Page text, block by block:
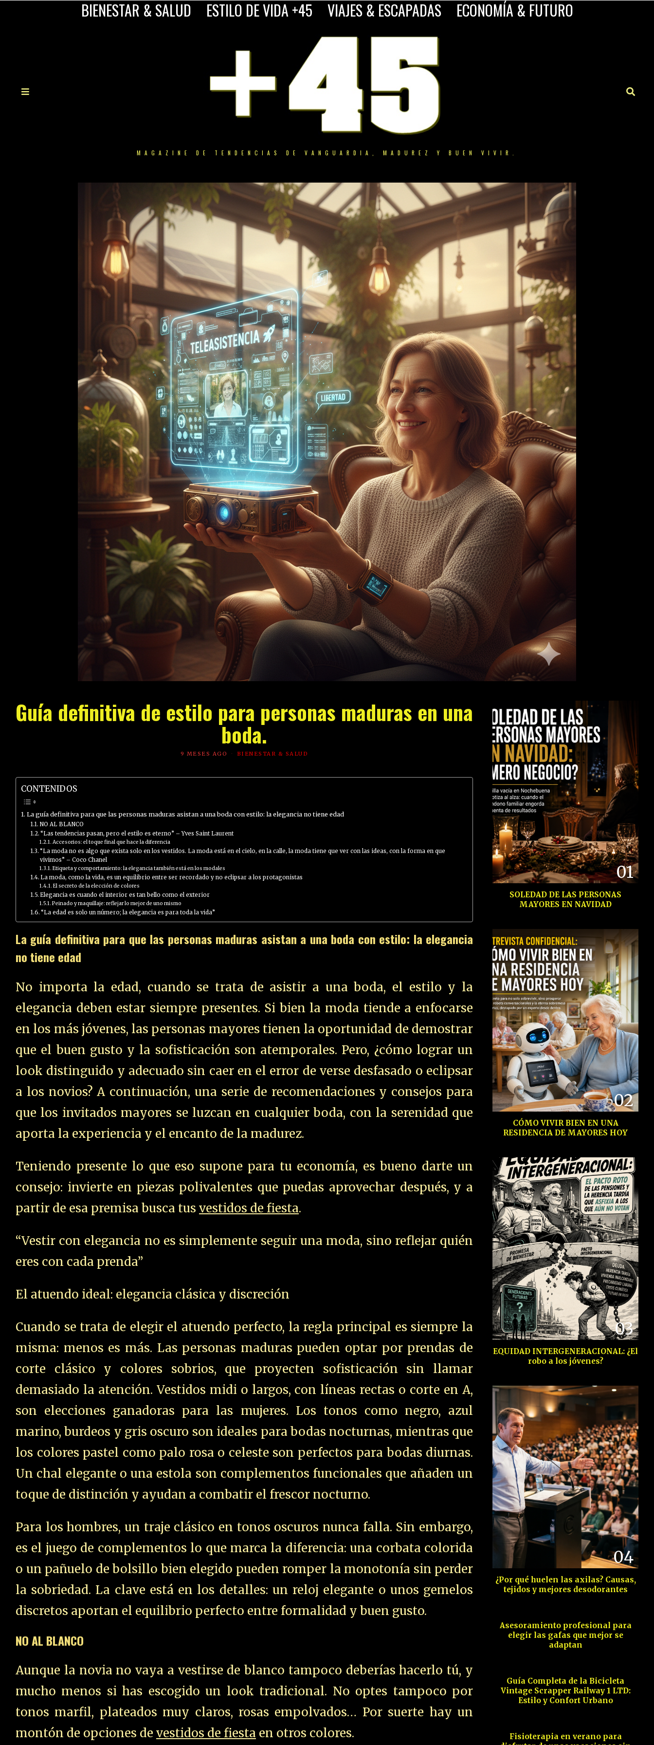
BIENESTAR & SALUD ESTILO DE VIDA +45 VIAJES & ESCAPADAS ECONOMÍA & FUTURO
MAGAZINE DE TENDENCIAS DE VANGUARDIA, MADUREZ Y BUEN VIVIR.
Guía definitiva de estilo para personas maduras en una
boda.
9 MESES AGO BIENESTAR & SALUD
CONTENIDOS
La guía definitiva para que las personas maduras asistan a una boda con estilo: la elegancia no tiene edad
NO AL BLANCO
“Las tendencias pasan, pero el estilo es eterno” – Yves Saint Laurent
Accesorios: el toque final que hace la diferencia
“La moda no es algo que exista solo en los vestidos. La moda está en el cielo, en la calle, la moda tiene que ver con las ideas, con la forma en que
vivimos” – Coco Chanel
Etiqueta y comportamiento: la elegancia también está en los modales
La moda, como la vida, es un equilibrio entre ser recordado y no eclipsar a los protagonistas
El secreto de la elección de colores
Elegancia es cuando el interior es tan bello como el exterior
Peinado y maquillaje: reflejar lo mejor de uno mismo
“La edad es solo un número; la elegancia es para toda la vida”
La guía definitiva para que las personas maduras asistan a una boda con estilo: la elegancia
no tiene edad
No importa la edad, cuando se trata de asistir a una boda, el estilo y la
elegancia deben estar siempre presentes. Si bien la moda tiende a enfocarse
en los más jóvenes, las personas mayores tienen la oportunidad de demostrar
que el buen gusto y la sofisticación son atemporales. Pero, ¿cómo lograr un
look distinguido y adecuado sin caer en el error de verse desfasado o eclipsar
a los novios? A continuación, una serie de recomendaciones y consejos para
que los invitados mayores se luzcan en cualquier boda, con la serenidad que
aporta la experiencia y el encanto de la madurez.
Teniendo presente lo que eso supone para tu economía, es bueno darte un
consejo: invierte en piezas polivalentes que puedas aprovechar después, y a
partir de esa premisa busca tus vestidos de fiesta.
“Vestir con elegancia no es simplemente seguir una moda, sino reflejar quién
eres con cada prenda”
El atuendo ideal: elegancia clásica y discreción
Cuando se trata de elegir el atuendo perfecto, la regla principal es siempre la
misma: menos es más. Las personas maduras pueden optar por prendas de
corte clásico y colores sobrios, que proyecten sofisticación sin llamar
demasiado la atención. Vestidos midi o largos, con líneas rectas o corte en A,
son elecciones ganadoras para las mujeres. Los tonos como negro, azul
marino, burdeos y gris oscuro son ideales para bodas nocturnas, mientras que
los colores pastel como palo rosa o celeste son perfectos para bodas diurnas.
Un chal elegante o una estola son complementos funcionales que añaden un
toque de distinción y ayudan a combatir el frescor nocturno.
Para los hombres, un traje clásico en tonos oscuros nunca falla. Sin embargo,
es el juego de complementos lo que marca la diferencia: una corbata colorida
o un pañuelo de bolsillo bien elegido pueden romper la monotonía sin perder
la sobriedad. La clave está en los detalles: un reloj elegante o unos gemelos
discretos aportan el equilibrio perfecto entre formalidad y buen gusto.
NO AL BLANCO
Aunque la novia no vaya a vestirse de blanco tampoco deberías hacerlo tú, y
mucho menos si has escogido un look tradicional. No optes tampoco por
tonos marfil, plateados muy claros, rosas empolvados… Por suerte hay un
montón de opciones de vestidos de fiesta en otros colores.
01
SOLEDAD DE LAS PERSONAS
MAYORES EN NAVIDAD
02
CÓMO VIVIR BIEN EN UNA
RESIDENCIA DE MAYORES HOY
03
EQUIDAD INTERGENERACIONAL: ¿El
robo a los jóvenes?
04
¿Por qué huelen las axilas? Causas,
tejidos y mejores desodorantes
Asesoramiento profesional para
elegir las gafas que mejor se
adaptan
Guía Completa de la Bicicleta
Vintage Scrapper Railway 1 LTD:
Estilo y Confort Urbano
Fisioterapia en verano para